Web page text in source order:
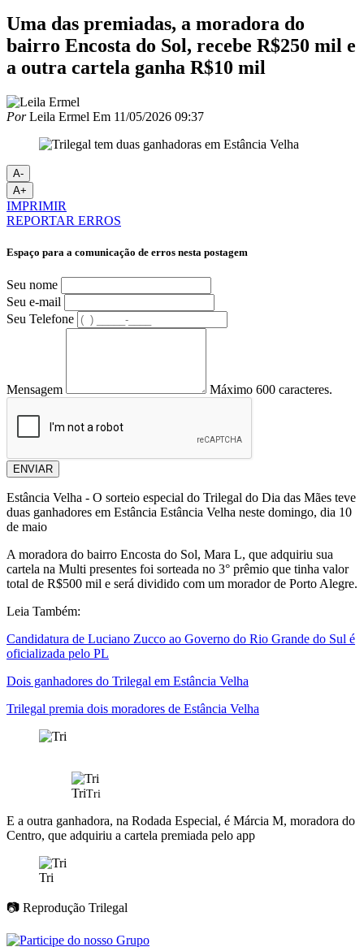
Uma das premiadas, a moradora do
bairro Encosta do Sol, recebe R$250 mil e
a outra cartela ganha R$10 mil
PorLeila Ermel Em 11/05/2026 09:37
A-
A+
IMPRIMIR
REPORTAR ERROS
Espaço para a comunicação de erros nesta postagem
Seu nome
Seu e-mail
Seu Telefone
Mensagem Máximo 600 caracteres.
ENVIAR
Estância Velha - O sorteio especial do Trilegal do Dia das Mães teve
duas ganhadores em Estância Estância Velha neste domingo, dia 10
de maio
A moradora do bairro Encosta do Sol, Mara L, que adquiriu sua
cartela na Multi presentes foi sorteada no 3° prêmio que tinha valor
total de R$500 mil e será dividido com um morador de Porto Alegre.
Leia Também:
Candidatura de Luciano Zucco ao Governo do Rio Grande do Sul é
oficializada pelo PL
Dois ganhadores do Trilegal em Estância Velha
Trilegal premia dois moradores de Estância Velha
TriTri
E a outra ganhadora, na Rodada Especial, é Márcia M, moradora do
Centro, que adquiriu a cartela premiada pelo app
Tri
📷 Reprodução Trilegal